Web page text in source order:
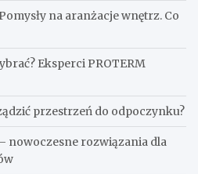
na aranżacje wnętrz. Co
Eksperci PROTERM
przestrzeń do odpoczynku?
nowoczesne rozwiązania dla